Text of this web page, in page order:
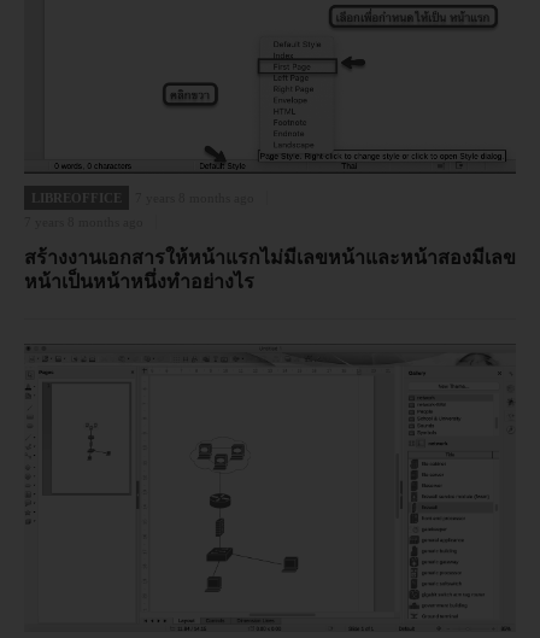
LIBREOFFICE
สร้างงานเอกสารให้หน้าแรกไม่มีเลขหน้าและหน้าสองมีเลข
หน้าเป็นหน้าหนึ่งทำอย่างไร